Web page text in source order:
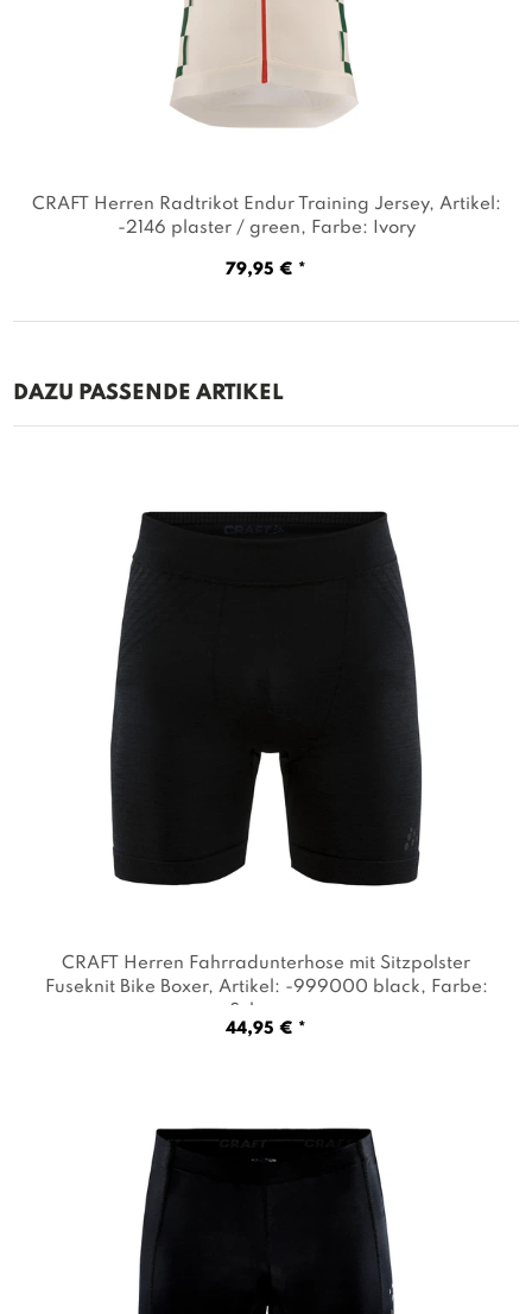
CRAFT Herren Radtrikot Endur Training Jersey, Artikel:
-2146 plaster / green, Farbe: Ivory
79,95 € *
DAZU PASSENDE ARTIKEL
CRAFT Herren Fahrradunterhose mit Sitzpolster
Fuseknit Bike Boxer, Artikel: -999000 black , Farbe:
Schwarz
44,95 € *